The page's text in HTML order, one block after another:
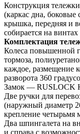
Конструкция
(каркас дна, боковые
крышка, передняя и
собирается на
Комплектация
Колеса повышенной
тормоза,
каждое, размещение
разворота 360
Замок — RUSLOCK
Две ручки для
(наружный диаметр
крепление
Два шпингалета на
и справа с